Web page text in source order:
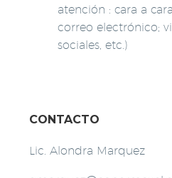
atención : cara a
correo electrónico;
sociales, etc.)
CONTACTO
Lic. Alondra Marquez